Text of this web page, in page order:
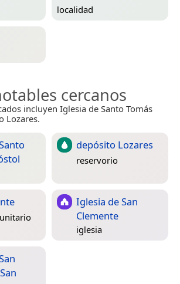
localidad
cercanos
incluyen Iglesia de Santo Tomás
Lozares.
depósito Lozares
reservorio
Iglesia de San
Clemente
iglesia